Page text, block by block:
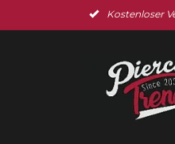
Kostenloser